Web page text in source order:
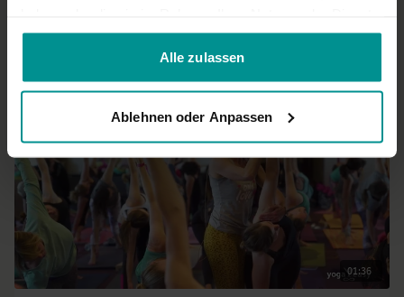
gesammelt haben.
Alle zulassen
Ablehnen oder Anpassen
Für alle | Yoga Talks
01:36